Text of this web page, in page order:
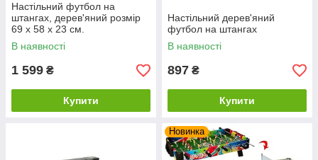
Настільний футбол на
штангах, дерев'яний розмір
69 х 58 х 23 см.
В наявності
1 599 ₴
Купити
Настільний дерев'яний
футбол на штангах
В наявності
897 ₴
Купити
Новинка